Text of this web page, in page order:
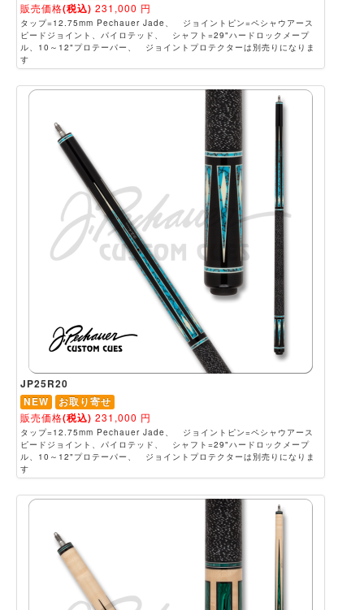
販売価格(税込) 231,000 円
タップ=12.75mm Pechauer Jade、 ジョイントピン=ペシャウアース
ピードジョイント、パイロテッド、 シャフト=29"ハードロックメープ
ル、10～12"プロテーパー、 ジョイントプロテクターは別売りになりま
す
JP25R20
NEW
お取り寄せ
販売価格(税込) 231,000 円
タップ=12.75mm Pechauer Jade、 ジョイントピン=ペシャウアース
ピードジョイント、パイロテッド、 シャフト=29"ハードロックメープ
ル、10～12"プロテーパー、 ジョイントプロテクターは別売りになりま
す